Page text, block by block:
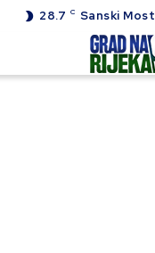
28.7 C Sanski Most